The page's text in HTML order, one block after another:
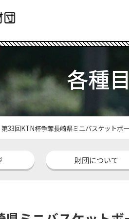
各種
第33回KTN杯争奪長崎県ミニバスケットボ
財団について